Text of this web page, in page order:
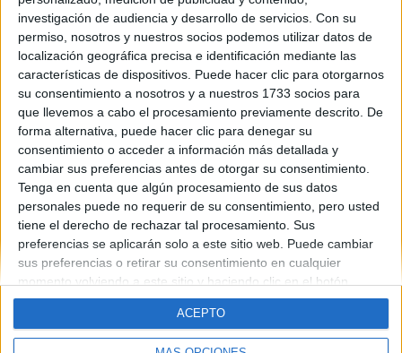
investigación de audiencia y desarrollo de servicios. Con su
permiso, nosotros y nuestros socios podemos utilizar datos de
localización geográfica precisa e identificación mediante las
características de dispositivos. Puede hacer clic para otorgarnos
su consentimiento a nosotros y a nuestros 1733 socios para
que llevemos a cabo el procesamiento previamente descrito. De
forma alternativa, puede hacer clic para denegar su
consentimiento o acceder a información más detallada y
cambiar sus preferencias antes de otorgar su consentimiento.
Tenga en cuenta que algún procesamiento de sus datos
personales puede no requerir de su consentimiento, pero usted
tiene el derecho de rechazar tal procesamiento. Sus
preferencias se aplicarán solo a este sitio web. Puede cambiar
sus preferencias o retirar su consentimiento en cualquier
momento volviendo a este sitio y haciendo clic en el botón
"Privacidad" en la parte inferior de la página web.
ACEPTO
Dirección: Diego de León 47, 28006 Madrid
Phone: +34 91 593 2767
Email: info@forofp.es
Información legal
Política de privacidad
Condiciones generales de contratación
Política de cookies
© Compás Mediterráneo SL. Todos los derechos reservados.